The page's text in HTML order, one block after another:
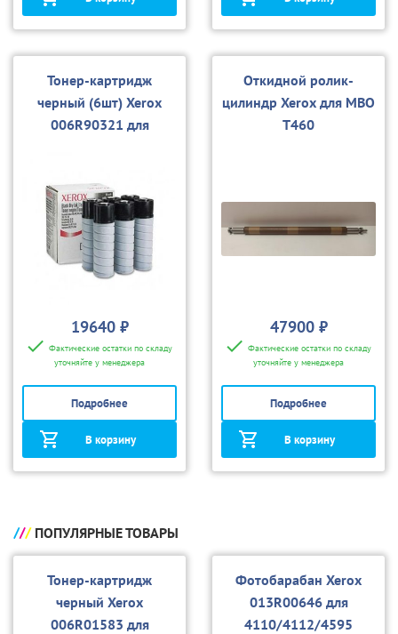
Тонер-картридж
черный (6шт) Xerox
006R90321 для
19640 ₽
Фактические остатки по складу
уточняйте у менеджера
Подробнее
В корзину
Откидной ролик-
цилиндр Xerox для MBO
T460
47900 ₽
Фактические остатки по складу
уточняйте у менеджера
Подробнее
В корзину
ПОПУЛЯРНЫЕ ТОВАРЫ
Тонер-картридж
черный Xerox
006R01583 для
Фотобарабан Xerox
013R00646 для
4110/4112/4595